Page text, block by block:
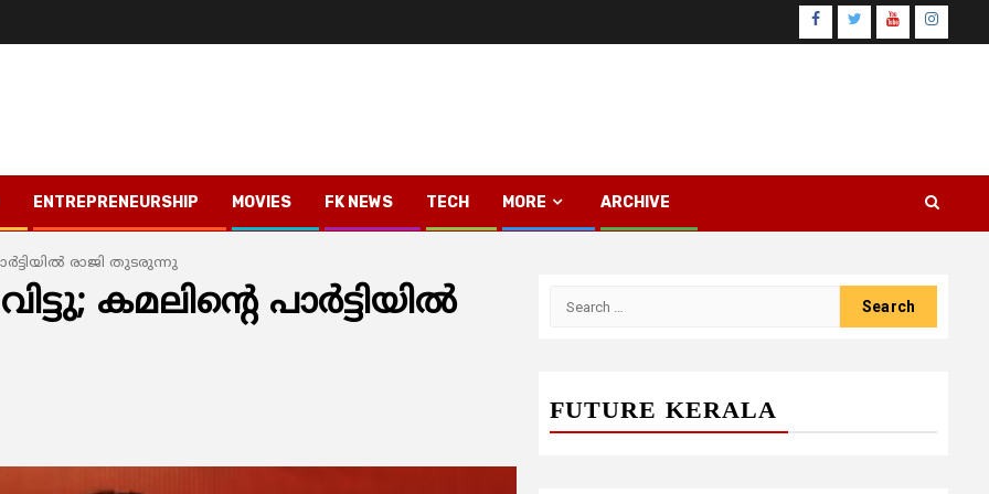
Facebook
TwitterYoutube
ENTREPRENEURSHIP MOVIES FK NEWS TECH MORE ARCHIVE
രാജി തുടരുന്നു
കമലിന്‍റെ പാര്‍ട്ടിയില്‍
FUTURE KERALA